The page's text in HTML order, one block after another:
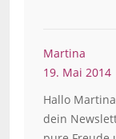
Martina
19. Mai 2014
Hallo
dein